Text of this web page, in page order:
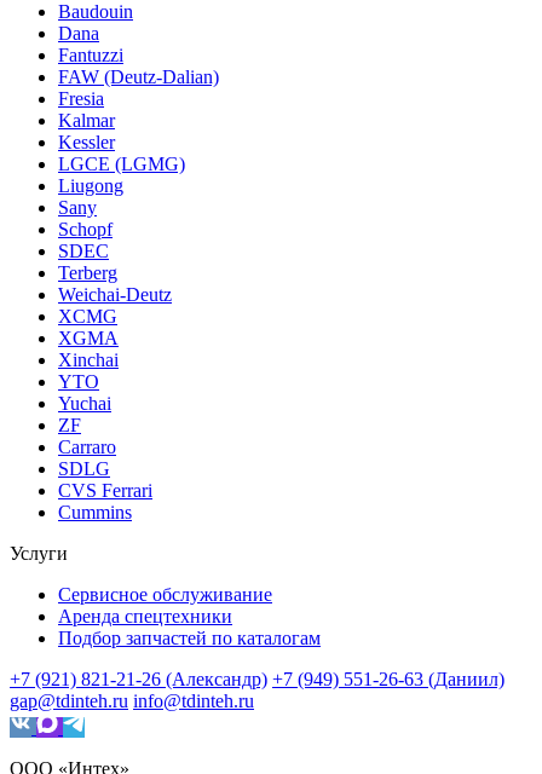
Baudouin
Dana
Fantuzzi
FAW (Deutz-Dalian)
Fresia
Kalmar
Kessler
LGCE (LGMG)
Liugong
Sany
Schopf
SDEC
Terberg
Weichai-Deutz
XCMG
XGMA
Xinchai
YTO
Yuchai
ZF
Carraro
SDLG
CVS Ferrari
Cummins
Услуги
Сервисное обслуживание
Аренда спецтехники
Подбор запчастей по каталогам
+7 (921) 821-21-26 (Александр) +7 (949) 551-26-63 (Даниил)
gap@tdinteh.ru info@tdinteh.ru
ООО «Интех»